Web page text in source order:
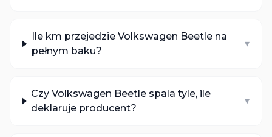
Ile km przejedzie Volkswagen Beetle na
pełnym baku?
▾
Czy Volkswagen Beetle spala tyle, ile
deklaruje producent?
▾